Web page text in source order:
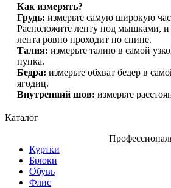
Как измерять?
Грудь: измерьте самую широкую
Расположите ленту под мышками, и
лента ровно проходит по спине.
Талия: измерьте талию в самой
пупка.
Бедра: измерьте обхват бедер в
ягодиц.
Внутренний шов: измерьте
Каталог
Куртки
Брюки
Обувь
Флис